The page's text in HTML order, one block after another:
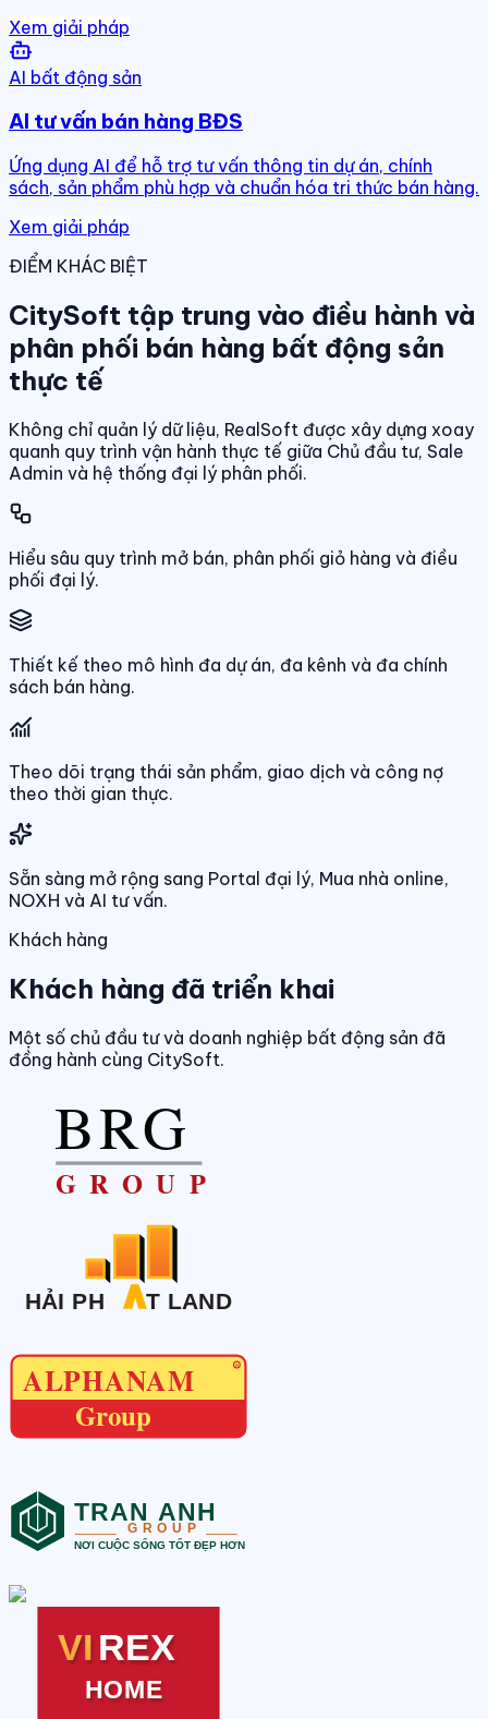
Xem giải pháp
AI bất động sản
AI tư vấn bán hàng BĐS
Ứng dụng AI để hỗ trợ tư vấn thông tin dự án, chính
sách, sản phẩm phù hợp và chuẩn hóa tri thức bán hàng.
Xem giải pháp
ĐIỂM KHÁC BIỆT
CitySoft tập trung vào điều hành và
phân phối bán hàng bất động sản
thực tế
Không chỉ quản lý dữ liệu, RealSoft được xây dựng xoay
quanh quy trình vận hành thực tế giữa Chủ đầu tư, Sale
Admin và hệ thống đại lý phân phối.
Hiểu sâu quy trình mở bán, phân phối giỏ hàng và điều
phối đại lý.
Thiết kế theo mô hình đa dự án, đa kênh và đa chính
sách bán hàng.
Theo dõi trạng thái sản phẩm, giao dịch và công nợ
theo thời gian thực.
Sẵn sàng mở rộng sang Portal đại lý, Mua nhà online,
NOXH và AI tư vấn.
Khách hàng
Khách hàng đã triển khai
Một số chủ đầu tư và doanh nghiệp bất động sản đã
đồng hành cùng CitySoft.